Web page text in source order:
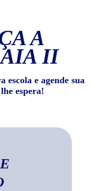
A
II
escola e agende sua
espera!